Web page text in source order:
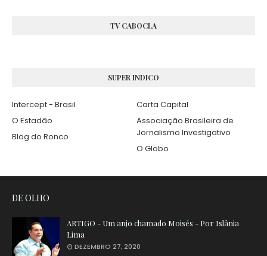
TV CABOCLA
SUPER INDICO
Intercept - Brasil
Carta Capital
O Estadão
Associação Brasileira de
Jornalismo Investigativo
Blog do Ronco
O Globo
DE OLHO
ARTIGO - Um anjo chamado Moisés - Por Islânia
Lima
DEZEMBRO 27, 2020